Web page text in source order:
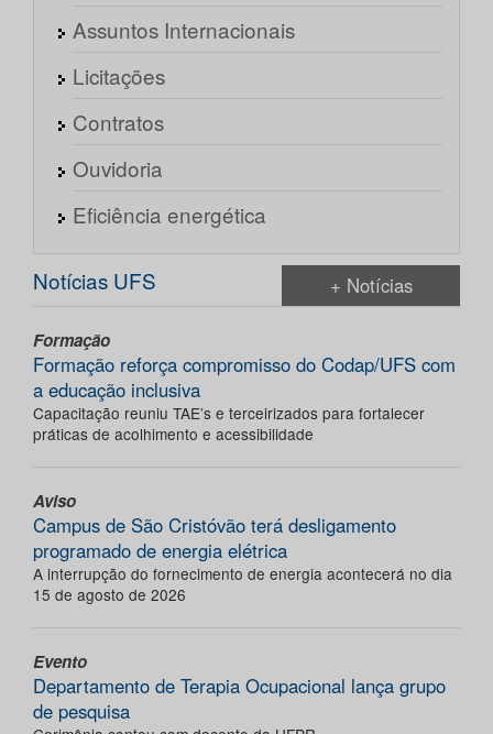
Assuntos Internacionais
Licitações
Contratos
Ouvidoria
Eficiência energética
Notícias UFS + Notícias
Formação
Formação reforça compromisso do Codap/UFS com
a educação inclusiva
Capacitação reuniu TAE’s e terceirizados para fortalecer
práticas de acolhimento e acessibilidade
Aviso
Campus de São Cristóvão terá desligamento
programado de energia elétrica
A interrupção do fornecimento de energia acontecerá no dia
15 de agosto de 2026
Evento
Departamento de Terapia Ocupacional lança grupo
de pesquisa